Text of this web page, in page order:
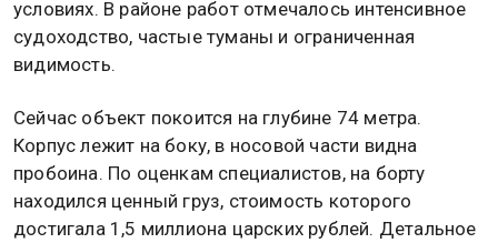
условиях. В районе работ отмечалось интенсивное
судоходство, частые туманы и ограниченная
видимость.
Сейчас объект покоится на глубине 74 метра.
Корпус лежит на боку, в носовой части видна
пробоина. По оценкам специалистов, на борту
находился ценный груз, стоимость которого
достигала 1,5 миллиона царских рублей. Детальное